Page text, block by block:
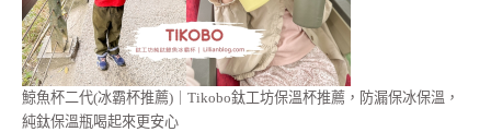
鯨魚杯二代(冰霸杯推薦)｜Tikobo鈦工坊保溫杯推薦，防漏保冰保溫，
純鈦保溫瓶喝起來更安心